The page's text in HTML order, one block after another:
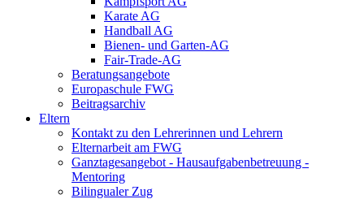
Karate AG
Handball AG
Bienen- und Garten-AG
Fair-Trade-AG
Beratungsangebote
Europaschule FWG
Beitragsarchiv
Eltern
Kontakt zu den Lehrerinnen und Lehrern
Elternarbeit am FWG
Ganztagesangebot - Hausaufgabenbetreuung -
Mentoring
Bilingualer Zug